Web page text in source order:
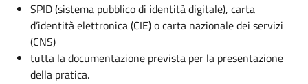
SPID (sistema pubblico di identità digitale), carta
d’identità elettronica (CIE) o carta nazionale dei servizi
(CNS)
tutta la documentazione prevista per la presentazione
della pratica.